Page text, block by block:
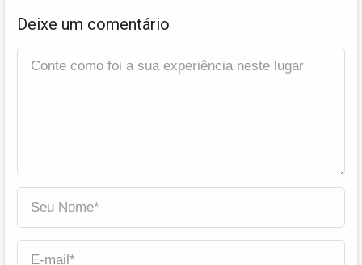
Deixe um comentário